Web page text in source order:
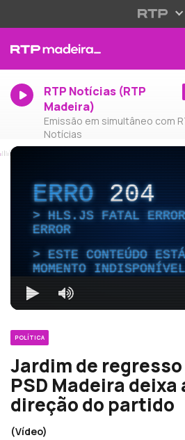
RTP Notícias (RTP
Madeira)
Emissão em simultâneo com
Notícias
ERRO204
HLS.JS FATAL
ERROR
ESTE CONTEÚDO
MOMENTO INDISPONÍVEL
POLÍTICA
Jardim de
PSD Madeira deixa
direção do partido
(Vídeo)